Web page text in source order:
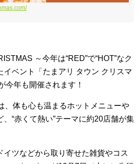
～今年は“RED”で“HOT”なク
イベント「たまアリ タウン クリスマ
今年も開催されます！
、体も心も温まるホットメニューや
“赤くて熱い”テーマに約20店舗が集
イツなどから取り寄せた雑貨やコス